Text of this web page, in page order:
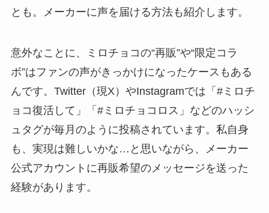
とも。メーカーに声を届ける方法も紹介します。
意外なことに、ミロチョコの“再販”や“限定コラ
ボ”はファンの声がきっかけになったケースもある
んです。Twitter（現X）やInstagramでは「#ミロチ
ョコ復活して」「#ミロチョコロス」などのハッシ
ュタグが毎月のように投稿されています。私自身
も、実現は難しいかな…と思いながら、メーカー
公式アカウントに再販希望のメッセージを送った
経験があります。